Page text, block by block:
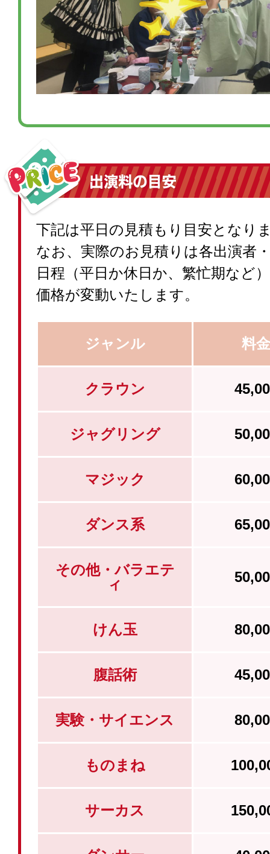
下記は平日の見積もり目安となり
なお、実際のお見積りは各出演者
日程（平日か休日か、繁忙期など
価格が変動いたします。
ジャンル 料
クラウン
ジャグリング
マジック
ダンス系
その他・バラエテ
ィ
けん玉
腹話術
実験・サイエンス
ものまね
サーカス